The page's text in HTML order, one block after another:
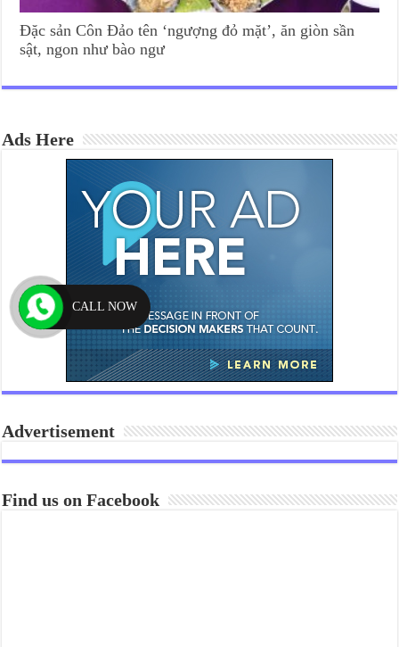
Đặc sản Côn Đảo tên ‘ngượng đỏ mặt’, ăn giòn sần
sật, ngon như bào ngư
Ads Here
Advertisement
Find us on Facebook
CALL NOW